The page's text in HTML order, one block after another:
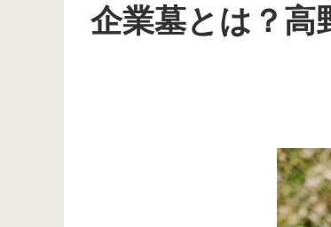
企業墓とは？高